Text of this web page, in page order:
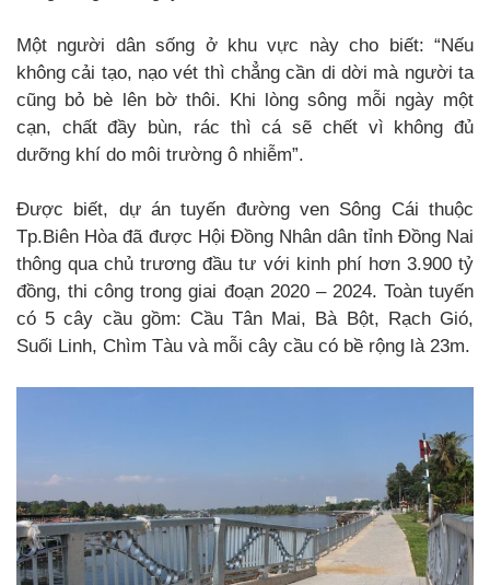
Một người dân sống ở khu vực này cho biết: “Nếu
không cải tạo, nạo vét thì chẳng cần di dời mà người ta
cũng bỏ bè lên bờ thôi. Khi lòng sông mỗi ngày một
cạn, chất đầy bùn, rác thì cá sẽ chết vì không đủ
dưỡng khí do môi trường ô nhiễm”.
Được biết, dự án tuyến đường ven Sông Cái thuộc
Tp.Biên Hòa đã được Hội Đồng Nhân dân tỉnh Đồng Nai
thông qua chủ trương đầu tư với kinh phí hơn 3.900 tỷ
đồng, thi công trong giai đoạn 2020 – 2024. Toàn tuyến
có 5 cây cầu gồm: Cầu Tân Mai, Bà Bột, Rạch Gió,
Suối Linh, Chìm Tàu và mỗi cây cầu có bề rộng là 23m.